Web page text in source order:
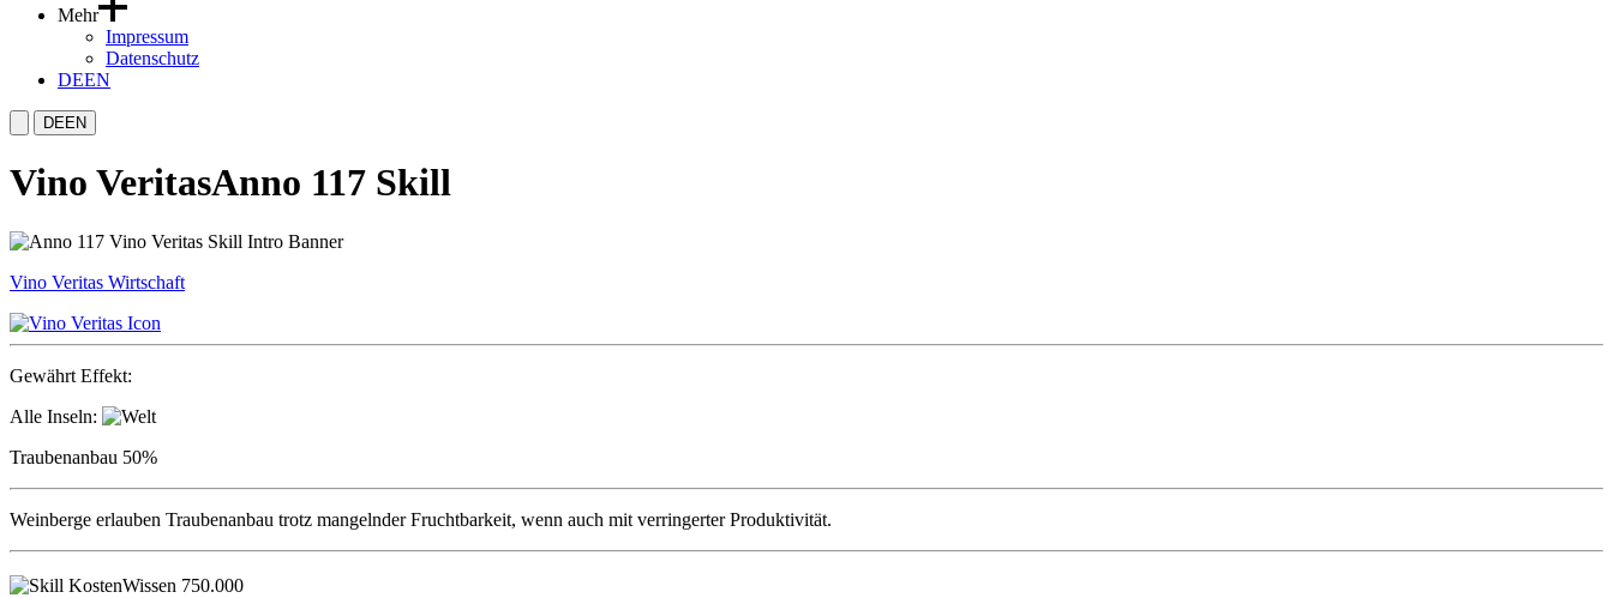
Mehr
Impressum
Datenschutz
DEEN
DEEN
Vino VeritasAnno 117 Skill
Vino Veritas Wirtschaft
Gewährt Effekt:
Alle Inseln:
Traubenanbau 50%
Weinberge erlauben Traubenanbau trotz mangelnder Fruchtbarkeit, wenn auch mit verringerter Produktivität.
Wissen 750.000